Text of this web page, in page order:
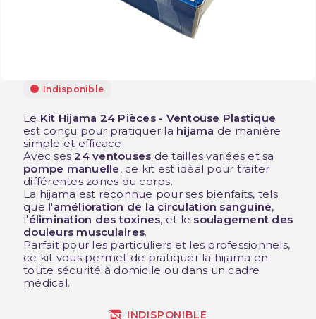
Indisponible
Le Kit Hijama 24 Pièces - Ventouse Plastique
est conçu pour pratiquer la hijama de manière
simple et efficace.
Avec ses24 ventouses de tailles variées et sa
pompe manuelle, ce kit est idéal pour traiter
différentes zones du corps.
La hijama est reconnue pour ses bienfaits, tels
que l'amélioration de la circulation sanguine,
l'élimination des toxines, et le soulagement des
douleurs musculaires.
Parfait pour les particuliers et les professionnels,
ce kit vous permet de pratiquer la hijama en
toute sécurité à domicile ou dans un cadre
médical.
INDISPONIBLE